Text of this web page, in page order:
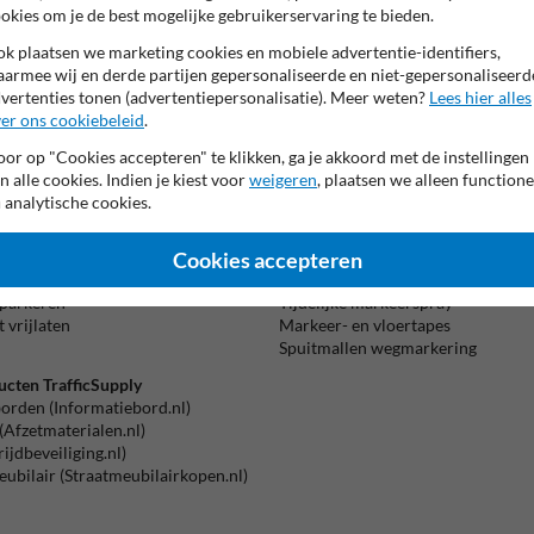
soorten vloertapes.
assortiment aanproducten
om je te voorzien van de
met bijpassende sjablonen en
zo eenvoudig en efficiënt
zoals symbolen en lijnen. Met
van een professioneel
over zelf wegmarkering of
Wegmarkering.nl staan kwaliteit
zijn ontworpen om te voldoen aan
Heb je een markeringsproject
offerte aanvragen voor
Kortom, op Wegmarkering.nl kun
is
opdruk
elektrische voertuigen
plaatsen
vrijlaten
Wegmarkering doe-het-zelf
Wegenverf
Tijdelijke markeerspray
Markeer- en vloertapes
Spuitmallen wegmarkering
TrafficSupply
(Informatiebord.nl)
(Straatmeubilairkopen.nl)
om je de best mogelijke gebruikerservaring te bieden.
plaatsen we marketing cookies en mobiele advertentie-identifiers,
wij en derde partijen gepersonaliseerde en niet-
tonen (advertentiepersonalisatie). Meer weten? Lees hier alles
ons cookiebeleid.
op "Cookies accepteren" te klikken, ga je akkoord met de instellingen
alle cookies. Indien je kiest voorweigeren, plaatsen we alleen
analytische cookies.
Cookies accepteren